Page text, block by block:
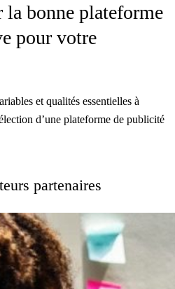
bonne plateforme
pour votre
et qualités essentielles à
d’une plateforme de publicité
partenaires